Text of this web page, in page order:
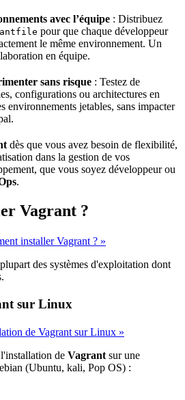
avec l’équipe : Distribuez
pour que chaque développeur
le même environnement. Un
en équipe.
sans risque : Testez de
configurations ou architectures en
environnements jetables, sans impacter
.
dès que vous avez besoin de flexibilité,
dans la gestion de vos
que vous soyez développeur ou
.
Vagrant ?
installer Vagrant ? »
des systèmes d'exploitation dont
sur Linux
de Vagrant sur Linux »
de Vagrant sur une
(Ubuntu, kali, Pop OS) :